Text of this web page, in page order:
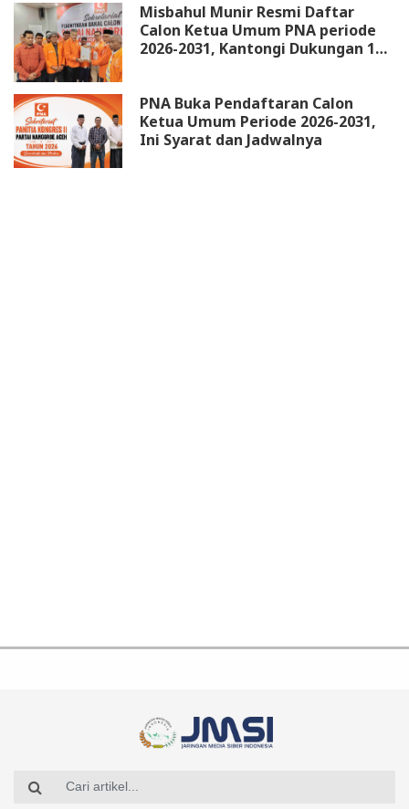
Misbahul Munir Resmi Daftar
Calon Ketua Umum PNA periode
2026-2031, Kantongi Dukungan 18
PNA Buka Pendaftaran Calon
Ketua Umum Periode 2026-2031,
Ini Syarat dan Jadwalnya